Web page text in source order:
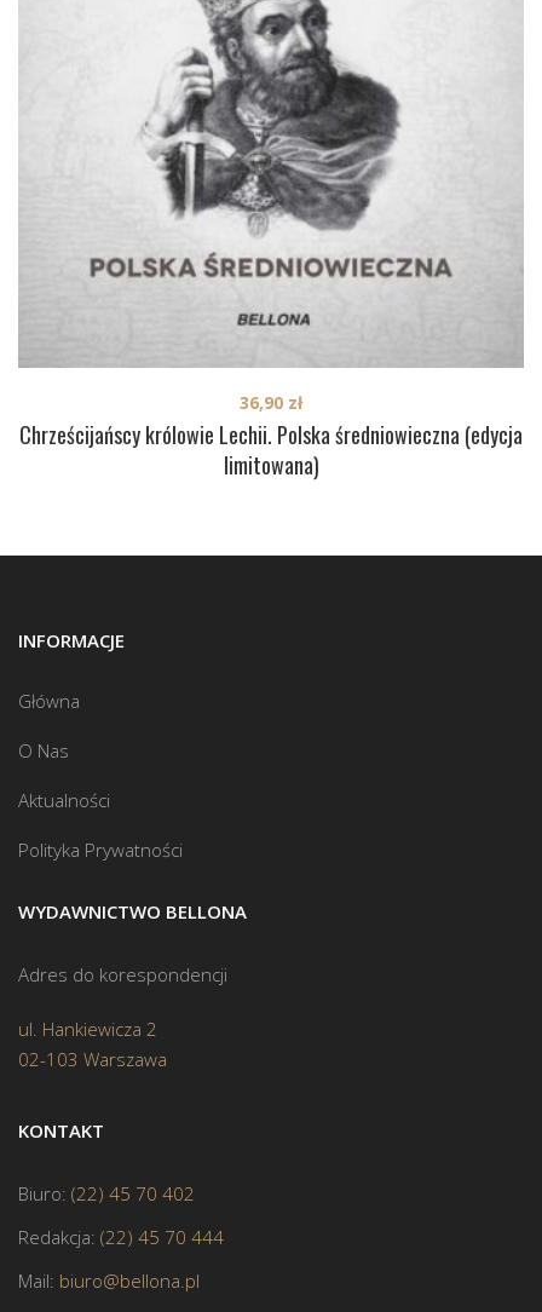
Chrześcijańscy królowie Lechii. Polska średniowieczna (edycja
limitowana)
36,90 zł
INFORMACJE
Główna
O Nas
Aktualności
Polityka Prywatności
WYDAWNICTWO BELLONA
Adres do korespondencji
ul. Hankiewicza 2
02-103 Warszawa
KONTAKT
Biuro: (22) 45 70 402
Redakcja: (22) 45 70 444
Mail: biuro@bellona.pl